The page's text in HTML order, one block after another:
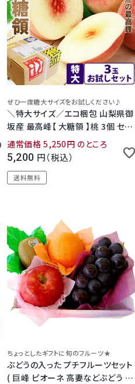
5.00
1）
ぜひ一度糖大サイズをお試しください♪
＼特大サイズ／エコ梱包 山梨県御
坂産 最高峰【 大糖領 】桃 3個 セッ
ト
通常価格 5,250 のところ
5,200 税込
送料無料
ちょっとしたギフトに旬のフルーツ★
ぶどうの入った プチフルーツセット
( 巨峰 ピオーネ 高妻などぶどう オ